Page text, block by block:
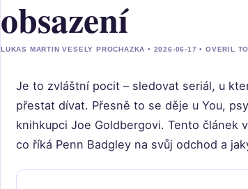
obsazení
LUKAS MARTIN VESELY PROCHAZKA • 2026-06-17 • OVERIL
Je to zvláštní pocit – sledovat seriál, u
přestat dívat. Přesně to se děje u You,
knihkupci Joe Goldbergovi. Tento článek
co říká Penn Badgley na svůj odchod a